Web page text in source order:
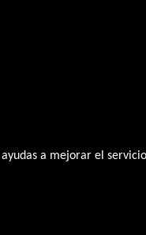
a mejorar el servicio